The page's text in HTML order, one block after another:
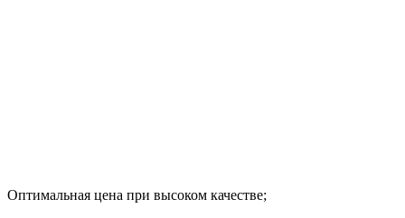
Оптимальная цена при высоком качестве;